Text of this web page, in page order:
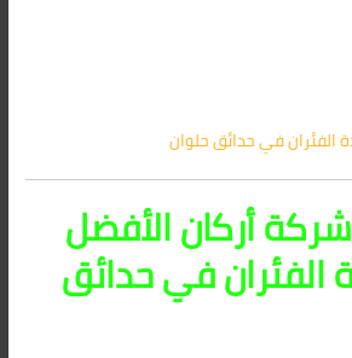
الفئران في حدائق حلوان
شركة أركان الأفضل
في حدائق